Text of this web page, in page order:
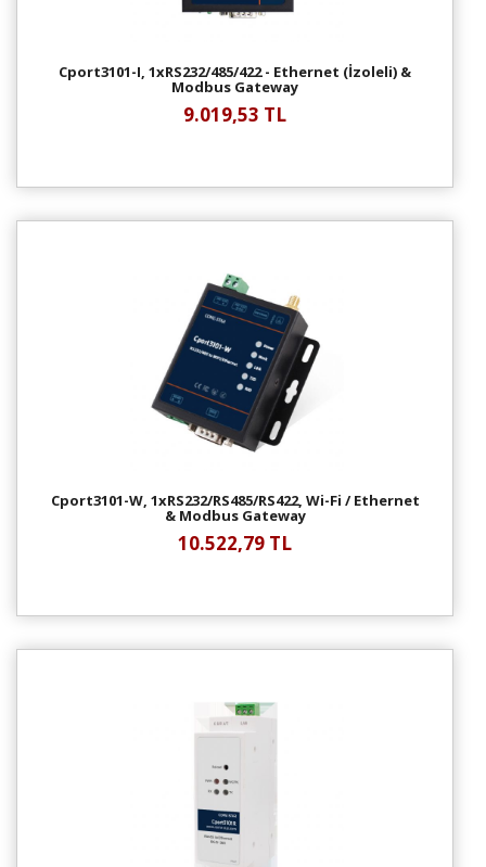
Cport3101-I, 1xRS232/485/422 - Ethernet (İzoleli) &
Modbus Gateway
9.019,53 TL
Cport3101-W, 1xRS232/RS485/RS422, Wi-Fi / Ethernet
& Modbus Gateway
10.522,79 TL